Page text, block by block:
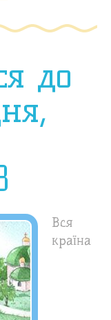
до
Вся
країна